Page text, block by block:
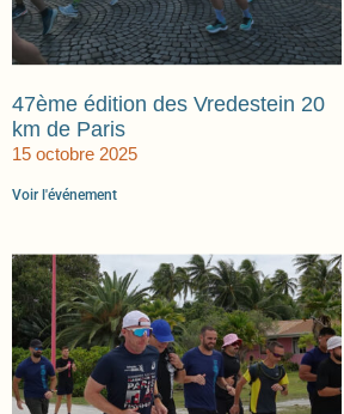
47ème édition des Vredestein 20
km de Paris
15 octobre 2025
Voir l'événement